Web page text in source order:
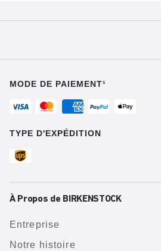
MODE DE PAIEMENT¹
TYPE D'EXPÉDITION
À Propos de BIRKENSTOCK
Entreprise
Notre histoire